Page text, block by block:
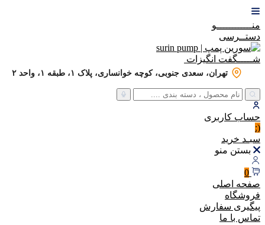
منــــــــــــو
دستــرسی
شـــــگفت انگیزات
تهران، سعدی جنوبی، کوچه خوانساری، پلاک ۱، طبقه ۱، واحد ۲
حساب کاربری
(:
سبـد خرید
بستن منو
0
صفحه اصلی
فروشگاه
پیگیری سفارش
تماس با ما